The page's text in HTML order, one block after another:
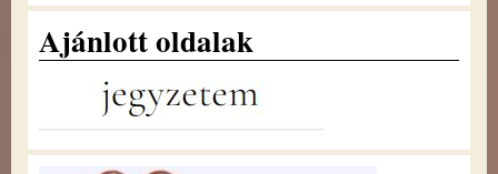
Ajánlott oldalak